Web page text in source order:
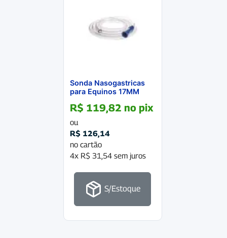
Sonda Nasogastricas
para Equinos 17MM
R$ 119,82 no pix
ou
R$ 126,14
no cartão
4x R$31,54sem juros
S/Estoque